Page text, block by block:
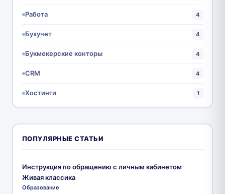
Работа 4
Бухучет 4
Букмекерские конторы 4
CRM 4
Хостинги 1
ПОПУЛЯРНЫЕ СТАТЬИ
Инструкция по обращению с личным кабинетом
Живая классика
Образование